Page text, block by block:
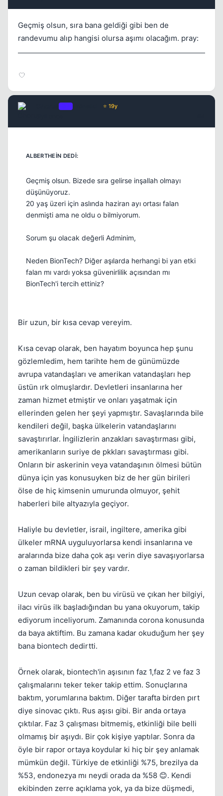
Geçmiş olsun, sıra bana geldiği gibi ben de
randevumu alıp hangisi olursa aşımı olacağım. pray:
⭐ 19y
Geçmiş olsun. Bizede sıra gelirse inşallah olmayı
düşünüyoruz.
20 yaş üzeri için aslında haziran ayı ortası falan
denmişti ama ne oldu o bilmiyorum.
Sorum şu olacak değerli Adminim,
Neden BionTech? Diğer aşılarda herhangi bi yan etki
falan mı vardı yoksa güvenirlilik açısından mı
BionTech'i tercih ettiniz?
Bir uzun, bir kısa cevap vereyim.
Kısa cevap olarak, ben hayatım boyunca hep şunu
gözlemledim, hem tarihte hem de günümüzde
avrupa vatandaşları ve amerikan vatandaşları hep
üstün ırk olmuşlardır. Devletleri insanlarına her
zaman hizmet etmiştir ve onları yaşatmak için
ellerinden gelen her şeyi yapmıştır. Savaşlarında bile
kendileri değil, başka ülkelerin vatandaşlarını
savaştırırlar. İngilizlerin anzakları savaştırması gibi,
amerikanların suriye de pkkları savaştırması gibi.
Onların bir askerinin veya vatandaşının ölmesi bütün
dünya için yas konusuyken biz de her gün birileri
ölse de hiç kimsenin umurunda olmuyor, şehit
haberleri bile altyazıyla geçiyor.
Haliyle bu devletler, israil, ingiltere, amerika gibi
ülkeler mRNA uyguluyorlarsa kendi insanlarına ve
aralarında bize daha çok aşı verin diye savaşıyorlarsa
o zaman bildikleri bir şey vardır.
Uzun cevap olarak, ben bu virüsü ve çıkan her bilgiyi,
ilacı virüs ilk başladığından bu yana okuyorum, takip
ediyorum inceliyorum. Zamanında corona konusunda
da baya aktiftim. Bu zamana kadar okuduğum her şey
bana biontech dedirtti.
Örnek olarak, biontech'in aşısının faz 1,faz 2 ve faz 3
çalışmalarını teker teker takip ettim. Sonuçlarına
baktım, yorumlarına baktım. Diğer tarafta birden pırt
diye sinovac çıktı. Rus aşısı gibi. Bir anda ortaya
çıktılar. Faz 3 çalışması bitmemiş, etkinliği bile belli
olmamış bir aşıydı. Bir çok kişiye yaptılar. Sonra da
öyle bir rapor ortaya koydular ki hiç bir şey anlamak
mümkün değil. Türkiye de etkinliği %75, brezilya da
%53, endonezya mı neydi orada da %58 😊. Kendi
ekibinden zerre açıklama yok, ya da bize düşmedi,